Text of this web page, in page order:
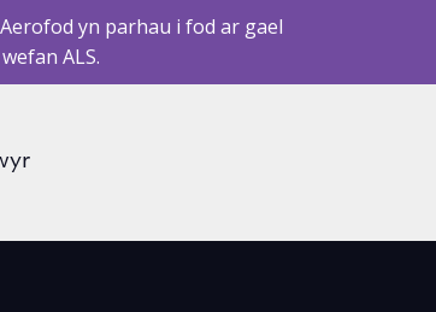
yn parhau i fod ar gael
ALS.